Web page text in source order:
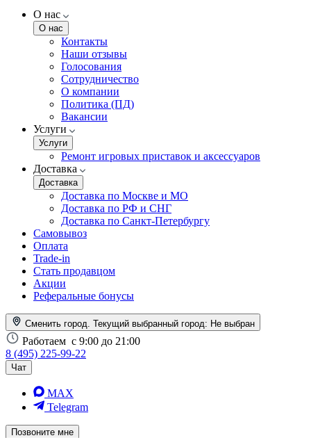
О нас
О нас
Контакты
Наши отзывы
Голосования
Сотрудничество
О компании
Политика (ПД)
Вакансии
Услуги
Услуги
Ремонт игровых приставок и аксессуаров
Доставка
Доставка
Доставка по Москве и МО
Доставка по РФ и СНГ
Доставка по Санкт-Петербургу
Самовывоз
Оплата
Trade-in
Стать продавцом
Акции
Реферальные бонусы
Сменить город. Текущий выбранный город: Не выбран
Работаем с 9:00 до 21:00
8 (495) 225-99-22
Чат
MAX
Telegram
Позвоните мне